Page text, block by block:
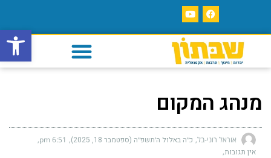
פתח
מנהג המקום
אוראל רוני-בל כ״ה באלול ה׳תשפ״ה (ספטמבר 18, 2025) 6:51 pm
אין תגובות